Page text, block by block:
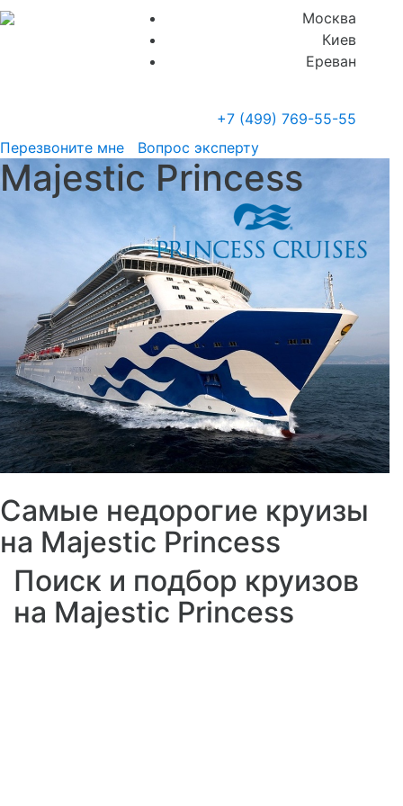
Москва
Киев
Ереван
+7 (499) 769-55-55
Перезвоните мне
Вопрос эксперту
Majestic Princess
Самые недорогие круизы
на Majestic Princess
Поиск и подбор круизов
на Majestic Princess